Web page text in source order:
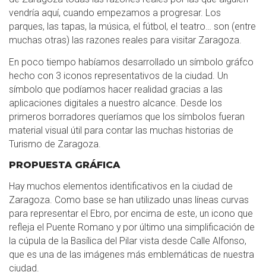
vendría aquí, cuando empezamos a progresar. Los
parques, las tapas, la música, el fútbol, el teatro… son (entre
muchas otras) las razones reales para visitar Zaragoza.
En poco tiempo habíamos desarrollado un símbolo gráfco
hecho con 3 iconos representativos de la ciudad. Un
símbolo que podíamos hacer realidad gracias a las
aplicaciones digitales a nuestro alcance. Desde los
primeros borradores queríamos que los símbolos fueran
material visual útil para contar las muchas historias de
Turismo de Zaragoza.
PROPUESTA GRÁFICA
Hay muchos elementos identificativos en la ciudad de
Zaragoza. Como base se han utilizado unas líneas curvas
para representar el Ebro, por encima de este, un icono que
refleja el Puente Romano y por último una simplificación de
la cúpula de la Basílica del Pilar vista desde Calle Alfonso,
que es una de las imágenes más emblemáticas de nuestra
ciudad.